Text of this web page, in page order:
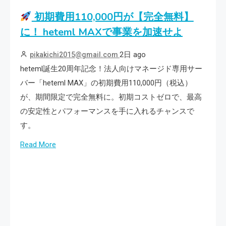
初期費用110,000円が【完全無料】
に！ heteml MAXで事業を加速せよ
pikakichi2015@gmail.com 2日 ago
heteml誕生20周年記念！法人向けマネージド専用サー
バー「heteml MAX」の初期費用110,000円（税込）
が、期間限定で完全無料に。初期コストゼロで、最高
の安定性とパフォーマンスを手に入れるチャンスで
す。
Read More